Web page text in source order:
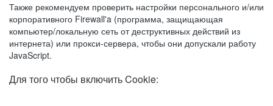
Также рекомендуем проверить настройки персонального и/или
корпоративного Firewall'a (программа, защищающая
компьютер/локальную сеть от деструктивных действий из
интернета) или прокси-сервера, чтобы они допускали работу
JavaScript.
Для того чтобы включить Cookie: